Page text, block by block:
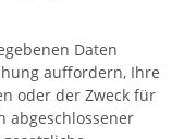
Daten
auffordern, Ihre
oder der Zweck für
abgeschlossener